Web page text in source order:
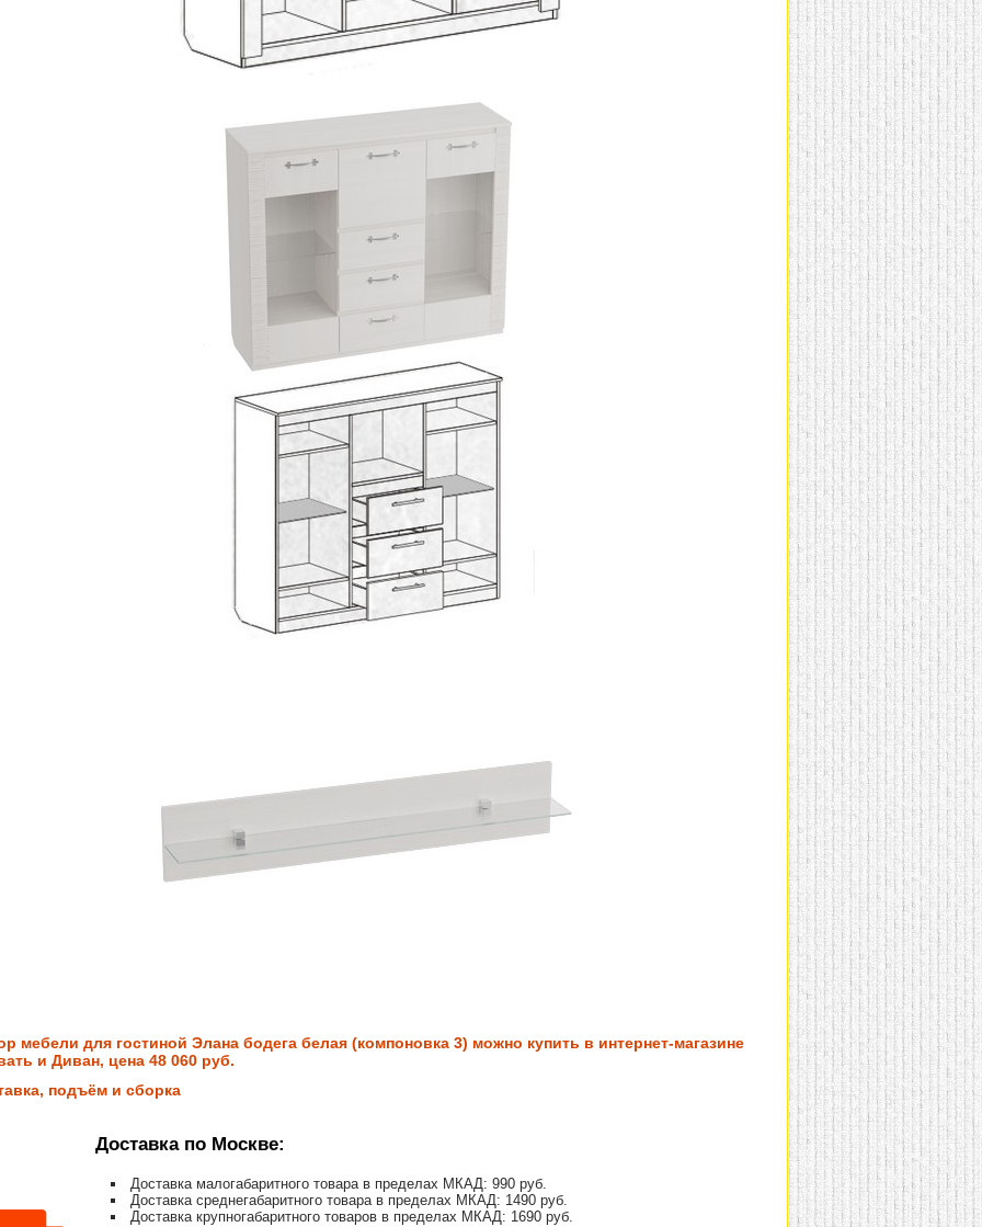
мебели для гостиной Элана бодега белая (компоновка 3) можно купить в интернет-магазине
и Диван, цена 48 060 руб.
подъём и сборка
Доставка по Москве:
Доставка малогабаритного товара в пределах МКАД: 990 руб.
Доставка среднегабаритного товара в пределах МКАД: 1490 руб.
Доставка крупногабаритного товаров в пределах МКАД: 1690 руб.